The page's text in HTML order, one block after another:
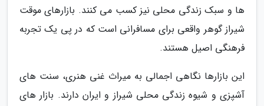
ها و سبک زندگی محلی نیز کسب می کنند. بازارهای موقت
شیراز گوهر واقعی برای مسافرانی است که در پی یک تجربه
فرهنگی اصیل هستند.
این بازارها نگاهی اجمالی به میراث غنی هنری، سنت های
آشپزی و شیوه زندگی محلی شیراز و ایران دارند. بازار های